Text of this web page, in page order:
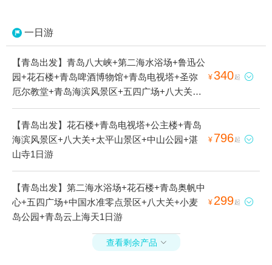
一日游
【青岛出发】青岛八大峡+第二海水浴场+鲁迅公
园+花石楼+青岛啤酒博物馆+青岛电视塔+圣弥
厄尔教堂+青岛海滨风景区+五四广场+八大关
+太平山景区+情人坝+青岛奥帆海洋文化旅游区
+琴屿路1日游
¥340起 
【青岛出发】花石楼+青岛电视塔+公主楼+青岛
海滨风景区+八大关+太平山景区+中山公园+湛
山寺1日游
¥ 796起 
【青岛出发】第二海水浴场+花石楼+青岛奥帆中
心+五四广场+中国水准零点景区+八大关+小麦
岛公园+青岛云上海天1日游
¥ 299起 
查看剩余产品 